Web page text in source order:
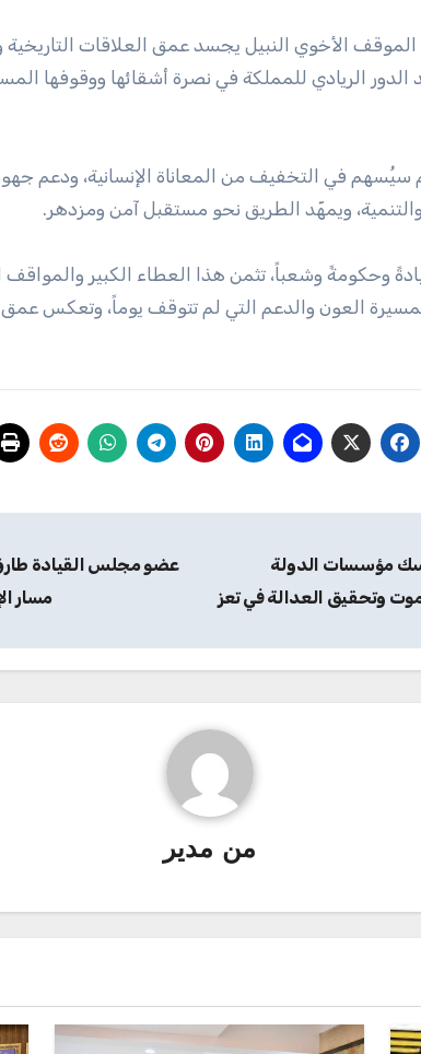
الأخوي النبيل يجسد عمق العلاقات التاريخية
الريادي للمملكة في نصرة أشقائها ووقوفها
سيُسهم في التخفيف من المعاناة الإنسانية، ودعم
والتنمية، ويمهّد الطريق نحو مستقبل آمن ومزدهر.
وحكومةً وشعباً، تثمن هذا العطاء الكبير والمواقف
لمسيرة العون والدعم التي لم تتوقف يوماً، وتعكس
مؤسسات الدولة
وتحقيق العدالة في تعز
عضو مجلس القيادة
مسار
من مدير